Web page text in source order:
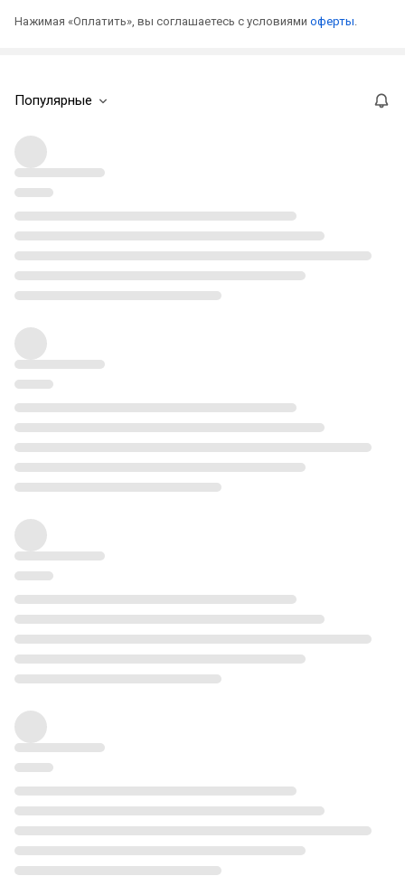
Нажимая «Оплатить», вы соглашаетесь с условиями оферты
Популярные